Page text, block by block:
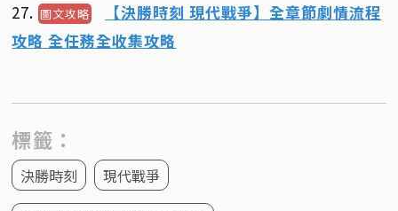
27.圖文攻略
【決勝時刻 現代戰爭】全章節劇情流程
攻略 全任務全收集攻略
標籤：
決勝時刻 現代戰爭